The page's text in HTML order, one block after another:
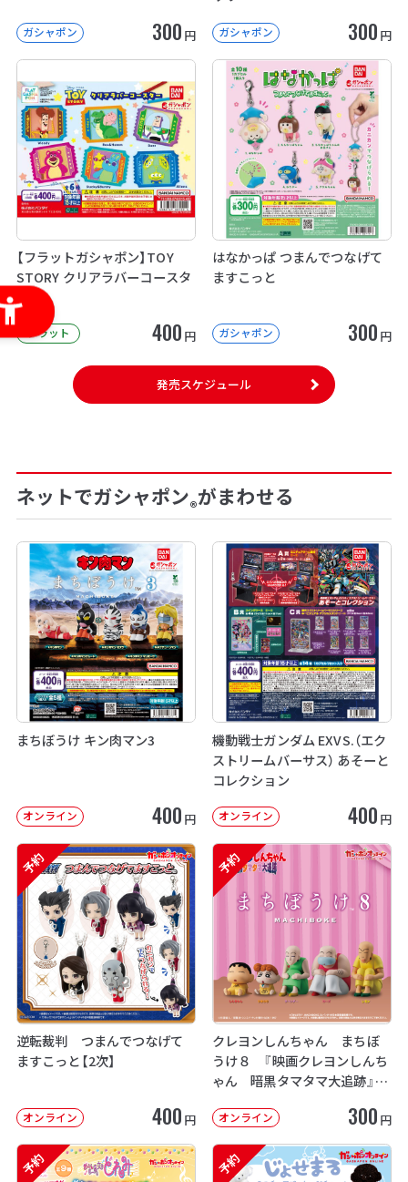
ガシャポン 300 円 ガシャポン 300 円
【フラットガシャポン】TOY
STORY クリアラバーコースタ
フラット 400 円
はなかっぱ つまんでつなげて
ますこっと
ガシャポン 300 円
発売スケジュール
ネットでガシャポン®がまわせる
まちぼうけ キン肉マン3
オンライン 400 円
機動戦士ガンダム EXVS.（エク
ストリームバーサス） あそーと
コレクション
オンライン 400 円
予約
逆転裁判 つまんでつなげて
ますこっと【2次】
オンライン 400 円
予約
クレヨンしんちゃん まちぼ
うけ８ 『映画クレヨンしんち
ゃん 暗黒タマタマ大追跡』【2
オンライン 300 円
予約 予約